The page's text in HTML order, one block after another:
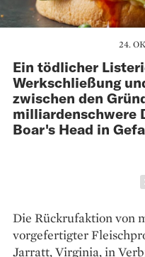
24.
Ein tödlicher
Werkschließung
zwischen den
milliardenschwere
Boar's Head in
Die Rückrufaktion von
vorgefertigter
Jarratt, Virginia, in